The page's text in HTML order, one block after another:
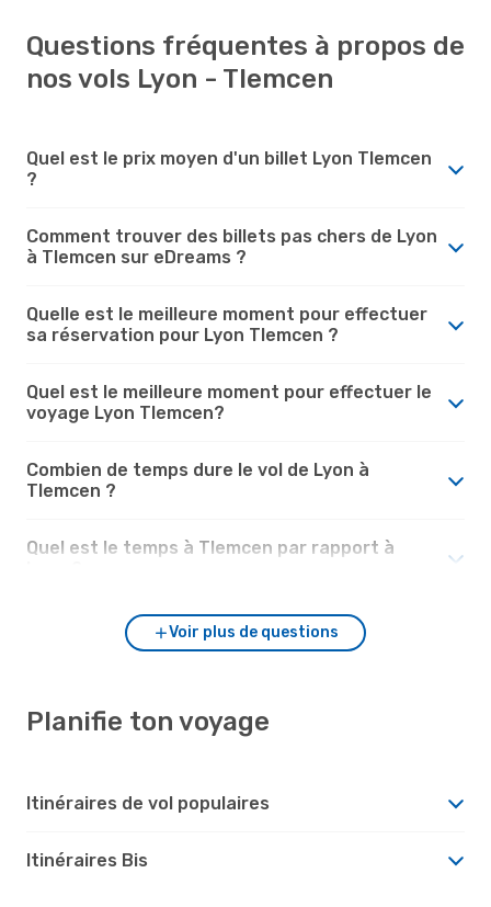
Questions fréquentes à propos de
nos vols Lyon - Tlemcen
Quel est le prix moyen d'un billet Lyon Tlemcen
?
Comment trouver des billets pas chers de Lyon
à Tlemcen sur eDreams ?
Quelle est le meilleure moment pour effectuer
sa réservation pour Lyon Tlemcen ?
Quel est le meilleure moment pour effectuer le
voyage Lyon Tlemcen?
Combien de temps dure le vol de Lyon à
Tlemcen ?
Quel est le temps à Tlemcen par rapport à
Voir plus de questions
Planifie ton voyage
Itinéraires de vol populaires
Itinéraires Bis